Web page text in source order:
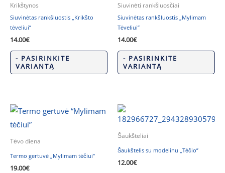
Krikštynos
Siuvinėtas rankšluostis „Krikšto
tėveliui”
14.00€
- PASIRINKITE
VARIANTĄ
Siuvinėti rankšluosčiai
Siuvinėtas rankšluostis „Mylimam
Tėveliui”
14.00€
- PASIRINKITE
VARIANTĄ
Tėvo diena
Termo gertuvė „Mylimam tėčiui”
19.00€
Šaukšteliai
Šaukštelis su modelinu „Tėčio”
12.00€